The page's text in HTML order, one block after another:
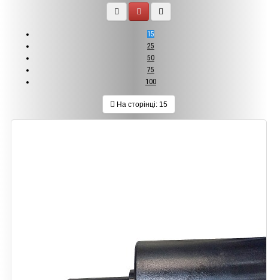
15
25
50
75
100
На сторінці: 15